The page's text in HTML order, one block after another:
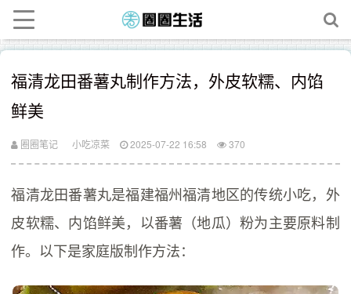
福清龙田番薯丸制作方法，外皮软糯、内馅
鲜美
圈圈笔记 小吃凉菜 2025-07-22 16:58 370
福清龙田番薯丸是福建福州福清地区的传统小吃，外
皮软糯、内馅鲜美，以番薯（地瓜）粉为主要原料制
作。以下是家庭版制作方法：